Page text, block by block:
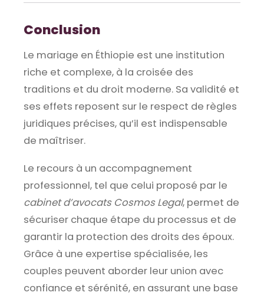
Conclusion
Le mariage en Éthiopie est une institution
riche et complexe, à la croisée des
traditions et du droit moderne. Sa validité et
ses effets reposent sur le respect de règles
juridiques précises, qu’il est indispensable
de maîtriser.
Le recours à un accompagnement
professionnel, tel que celui proposé par le
cabinet d’avocats Cosmos Legal, permet de
sécuriser chaque étape du processus et de
garantir la protection des droits des époux.
Grâce à une expertise spécialisée, les
couples peuvent aborder leur union avec
confiance et sérénité, en assurant une base